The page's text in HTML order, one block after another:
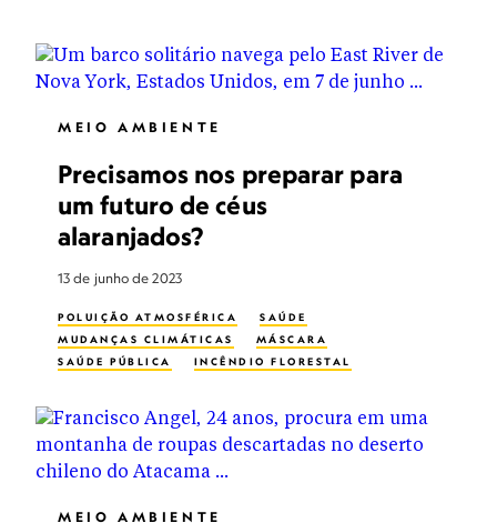
MEIO AMBIENTE
Precisamos nos preparar para
um futuro de céus
alaranjados?
13 de junho de 2023
POLUIÇÃO ATMOSFÉRICA
SAÚDE
MUDANÇAS CLIMÁTICAS
MÁSCARA
SAÚDE PÚBLICA
INCÊNDIO FLORESTAL
MEIO AMBIENTE